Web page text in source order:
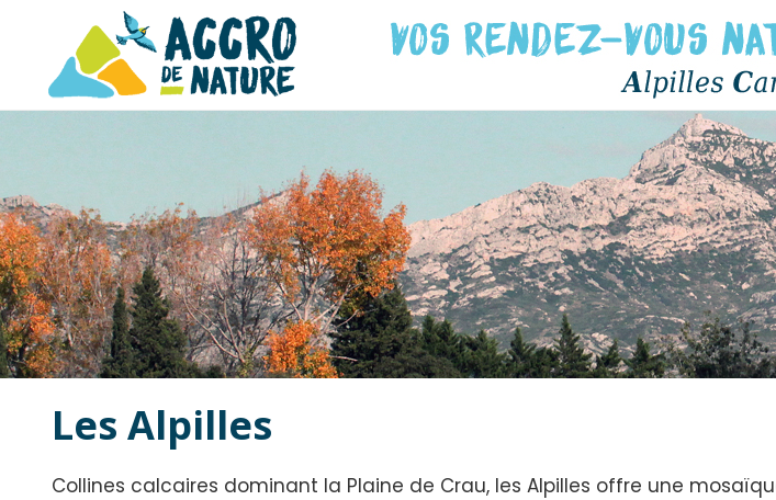
Les Alpilles
Collines calcaires dominant la Plaine de Crau, les Alpilles offre une